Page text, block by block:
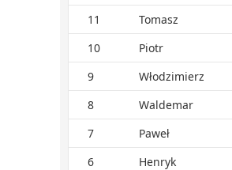
11
Tomasz
10
Piotr
9
Włodzimierz
8
Waldemar
7
Paweł
6
Henryk